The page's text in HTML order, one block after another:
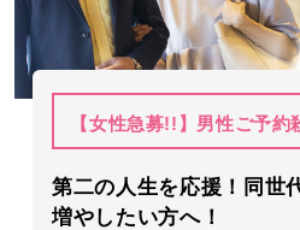
【女性急募!!】男性ご予約
第二の人生を応援！同世
増やしたい方へ！